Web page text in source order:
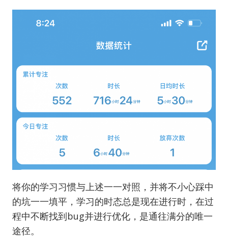
将你的学习习惯与上述一一对照，并将不小心踩中
的坑一一填平，学习的时态总是现在进行时，在过
程中不断找到bug并进行优化，是通往满分的唯一
途径。